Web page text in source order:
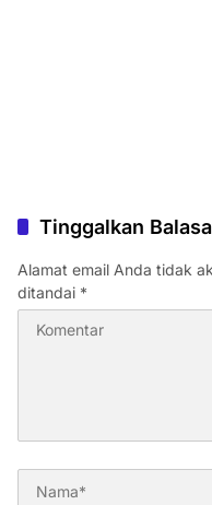
Tinggalkan
Alamat email Anda tidak
ditandai *